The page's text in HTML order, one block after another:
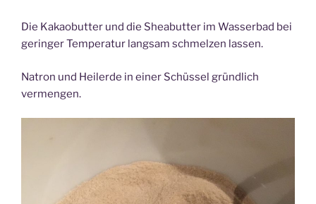
Die Kakaobutter und die Sheabutter im Wasserbad bei
geringer Temperatur langsam schmelzen lassen.
Natron und Heilerde in einer Schüssel gründlich
vermengen.